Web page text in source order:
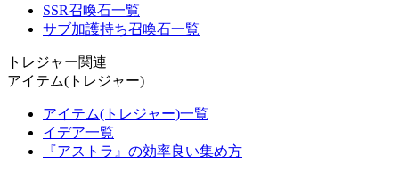
SSR召喚石一覧
サブ加護持ち召喚石一覧
トレジャー関連
アイテム(トレジャー)
アイテム(トレジャー)一覧
イデア一覧
『アストラ』の効率良い集め方